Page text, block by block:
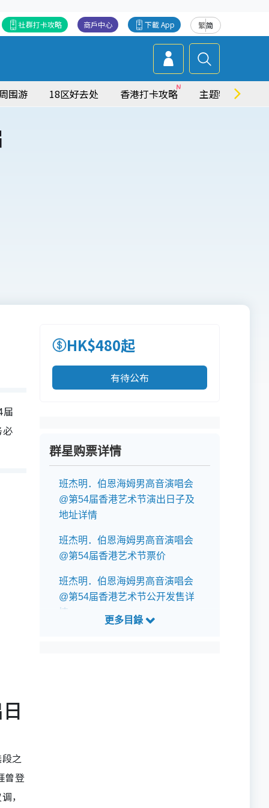
繁简
下載 App
商戶中心
社群打卡攻略
围游 18区好去处 香港打卡攻略 主题特集
届
必
之
曾登
，
HK$480起
有待公布
群星购票详情
班杰明．伯恩海姆男高音演唱会
@第54届香港艺术节演出日子及
地址详情
班杰明．伯恩海姆男高音演唱会
@第54届香港艺术节票价
班杰明．伯恩海姆男高音演唱会
@第54届香港艺术节公开发售详
情